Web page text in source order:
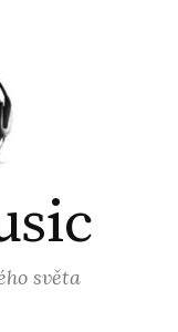
světa